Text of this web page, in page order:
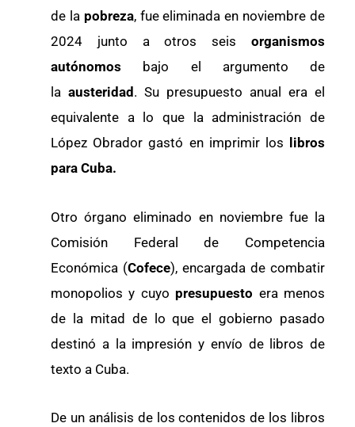
de la pobreza, fue eliminada en noviembre de
2024 junto a otros seis organismos
autónomos bajo el argumento de
la austeridad. Su presupuesto anual era el
equivalente a lo que la administración de
López Obrador gastó en imprimir los libros
para Cuba.
Otro órgano eliminado en noviembre fue la
Comisión Federal de Competencia
Económica (Cofece), encargada de combatir
monopolios y cuyo presupuesto era menos
de la mitad de lo que el gobierno pasado
destinó a la impresión y envío de libros de
texto a Cuba.
De un análisis de los contenidos de los libros